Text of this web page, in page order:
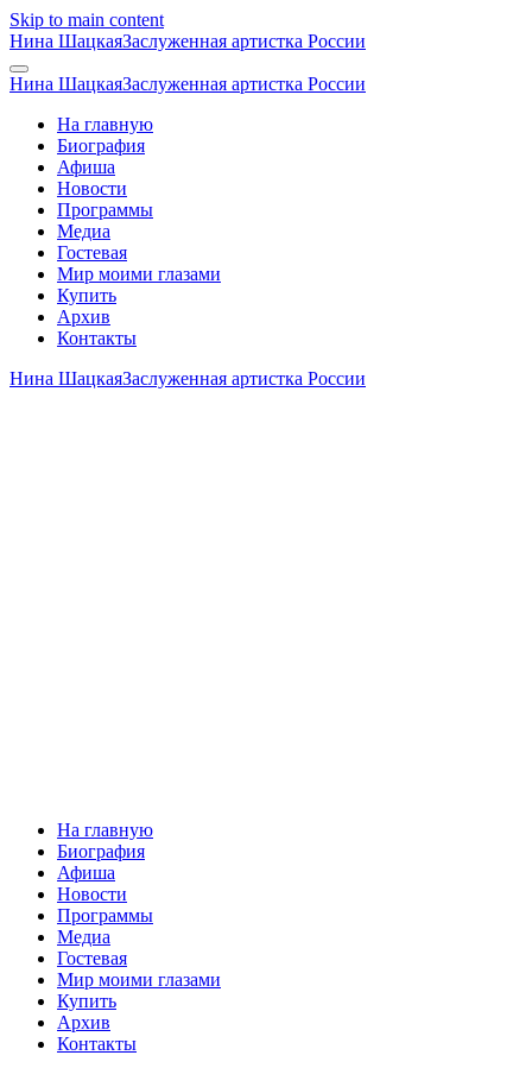
Skip to main content
Нина ШацкаяЗаслуженная артистка России
Нина ШацкаяЗаслуженная артистка России
На главную
Биография
Афиша
Новости
Программы
Медиа
Гостевая
Мир моими глазами
Купить
Архив
Контакты
Нина ШацкаяЗаслуженная артистка России
На главную
Биография
Афиша
Новости
Программы
Медиа
Гостевая
Мир моими глазами
Купить
Архив
Контакты